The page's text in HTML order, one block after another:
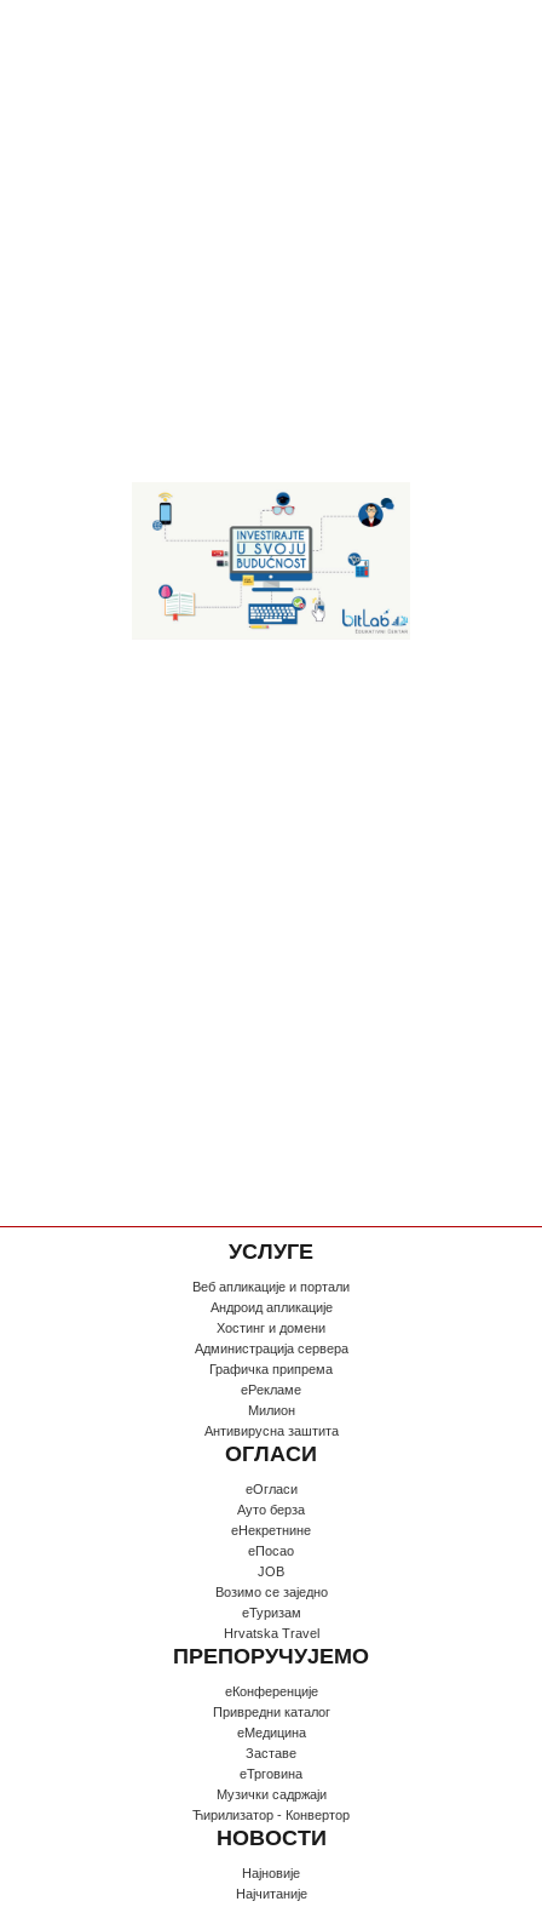
УСЛУГЕ
Веб апликације и портали
Андроид апликације
Хостинг и домени
Администрација сервера
Графичка припрема
еРекламе
Милион
Антивирусна заштита
ОГЛАСИ
еОгласи
Ауто берза
еНекретнине
еПосао
JOB
Возимо се заједно
еТуризам
Hrvatska Travel
ПРЕПОРУЧУЈЕМО
еКонференције
Привредни каталог
еМедицина
Заставе
еТрговина
Музички садржаји
Ћирилизатор - Конвертор
НОВОСТИ
Најновије
Најчитаније